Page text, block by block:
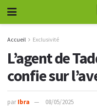
Accueil Exclusivité
L’agent de
confie sur
par Ibra 08/05/2025